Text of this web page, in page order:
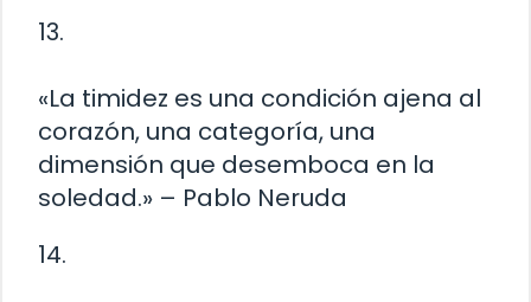
13.
«La timidez es una condición ajena al
corazón, una categoría, una
dimensión que desemboca en la
soledad.» – Pablo Neruda
14.